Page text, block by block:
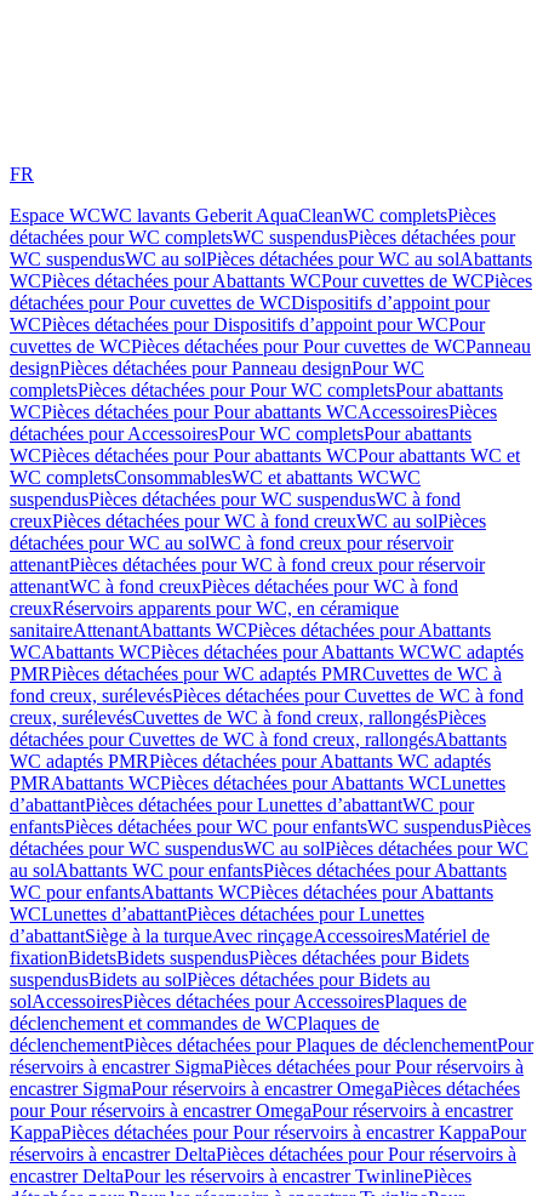
FR
Espace WCWC lavants Geberit AquaCleanWC completsPièces
détachées pour WC completsWC suspendusPièces détachées pour
WC suspendusWC au solPièces détachées pour WC au solAbattants
WCPièces détachées pour Abattants WCPour cuvettes de WCPièces
détachées pour Pour cuvettes de WCDispositifs d’appoint pour
WCPièces détachées pour Dispositifs d’appoint pour WCPour
cuvettes de WCPièces détachées pour Pour cuvettes de WCPanneau
designPièces détachées pour Panneau designPour WC
completsPièces détachées pour Pour WC completsPour abattants
WCPièces détachées pour Pour abattants WCAccessoiresPièces
détachées pour AccessoiresPour WC completsPour abattants
WCPièces détachées pour Pour abattants WCPour abattants WC et
WC completsConsommablesWC et abattants WCWC
suspendusPièces détachées pour WC suspendusWC à fond
creuxPièces détachées pour WC à fond creuxWC au solPièces
détachées pour WC au solWC à fond creux pour réservoir
attenantPièces détachées pour WC à fond creux pour réservoir
attenantWC à fond creuxPièces détachées pour WC à fond
creuxRéservoirs apparents pour WC, en céramique
sanitaireAttenantAbattants WCPièces détachées pour Abattants
WCAbattants WCPièces détachées pour Abattants WCWC adaptés
PMRPièces détachées pour WC adaptés PMRCuvettes de WC à
fond creux, surélevésPièces détachées pour Cuvettes de WC à fond
creux, surélevésCuvettes de WC à fond creux, rallongésPièces
détachées pour Cuvettes de WC à fond creux, rallongésAbattants
WC adaptés PMRPièces détachées pour Abattants WC adaptés
PMRAbattants WCPièces détachées pour Abattants WCLunettes
d’abattantPièces détachées pour Lunettes d’abattantWC pour
enfantsPièces détachées pour WC pour enfantsWC suspendusPièces
détachées pour WC suspendusWC au solPièces détachées pour WC
au solAbattants WC pour enfantsPièces détachées pour Abattants
WC pour enfantsAbattants WCPièces détachées pour Abattants
WCLunettes d’abattantPièces détachées pour Lunettes
d’abattantSiège à la turqueAvec rinçageAccessoiresMatériel de
fixationBidetsBidets suspendusPièces détachées pour Bidets
suspendusBidets au solPièces détachées pour Bidets au
solAccessoiresPièces détachées pour AccessoiresPlaques de
déclenchement et commandes de WCPlaques de
déclenchementPièces détachées pour Plaques de déclenchementPour
réservoirs à encastrer SigmaPièces détachées pour Pour réservoirs à
encastrer SigmaPour réservoirs à encastrer OmegaPièces détachées
pour Pour réservoirs à encastrer OmegaPour réservoirs à encastrer
KappaPièces détachées pour Pour réservoirs à encastrer KappaPour
réservoirs à encastrer DeltaPièces détachées pour Pour réservoirs à
encastrer DeltaPour les réservoirs à encastrer TwinlinePièces